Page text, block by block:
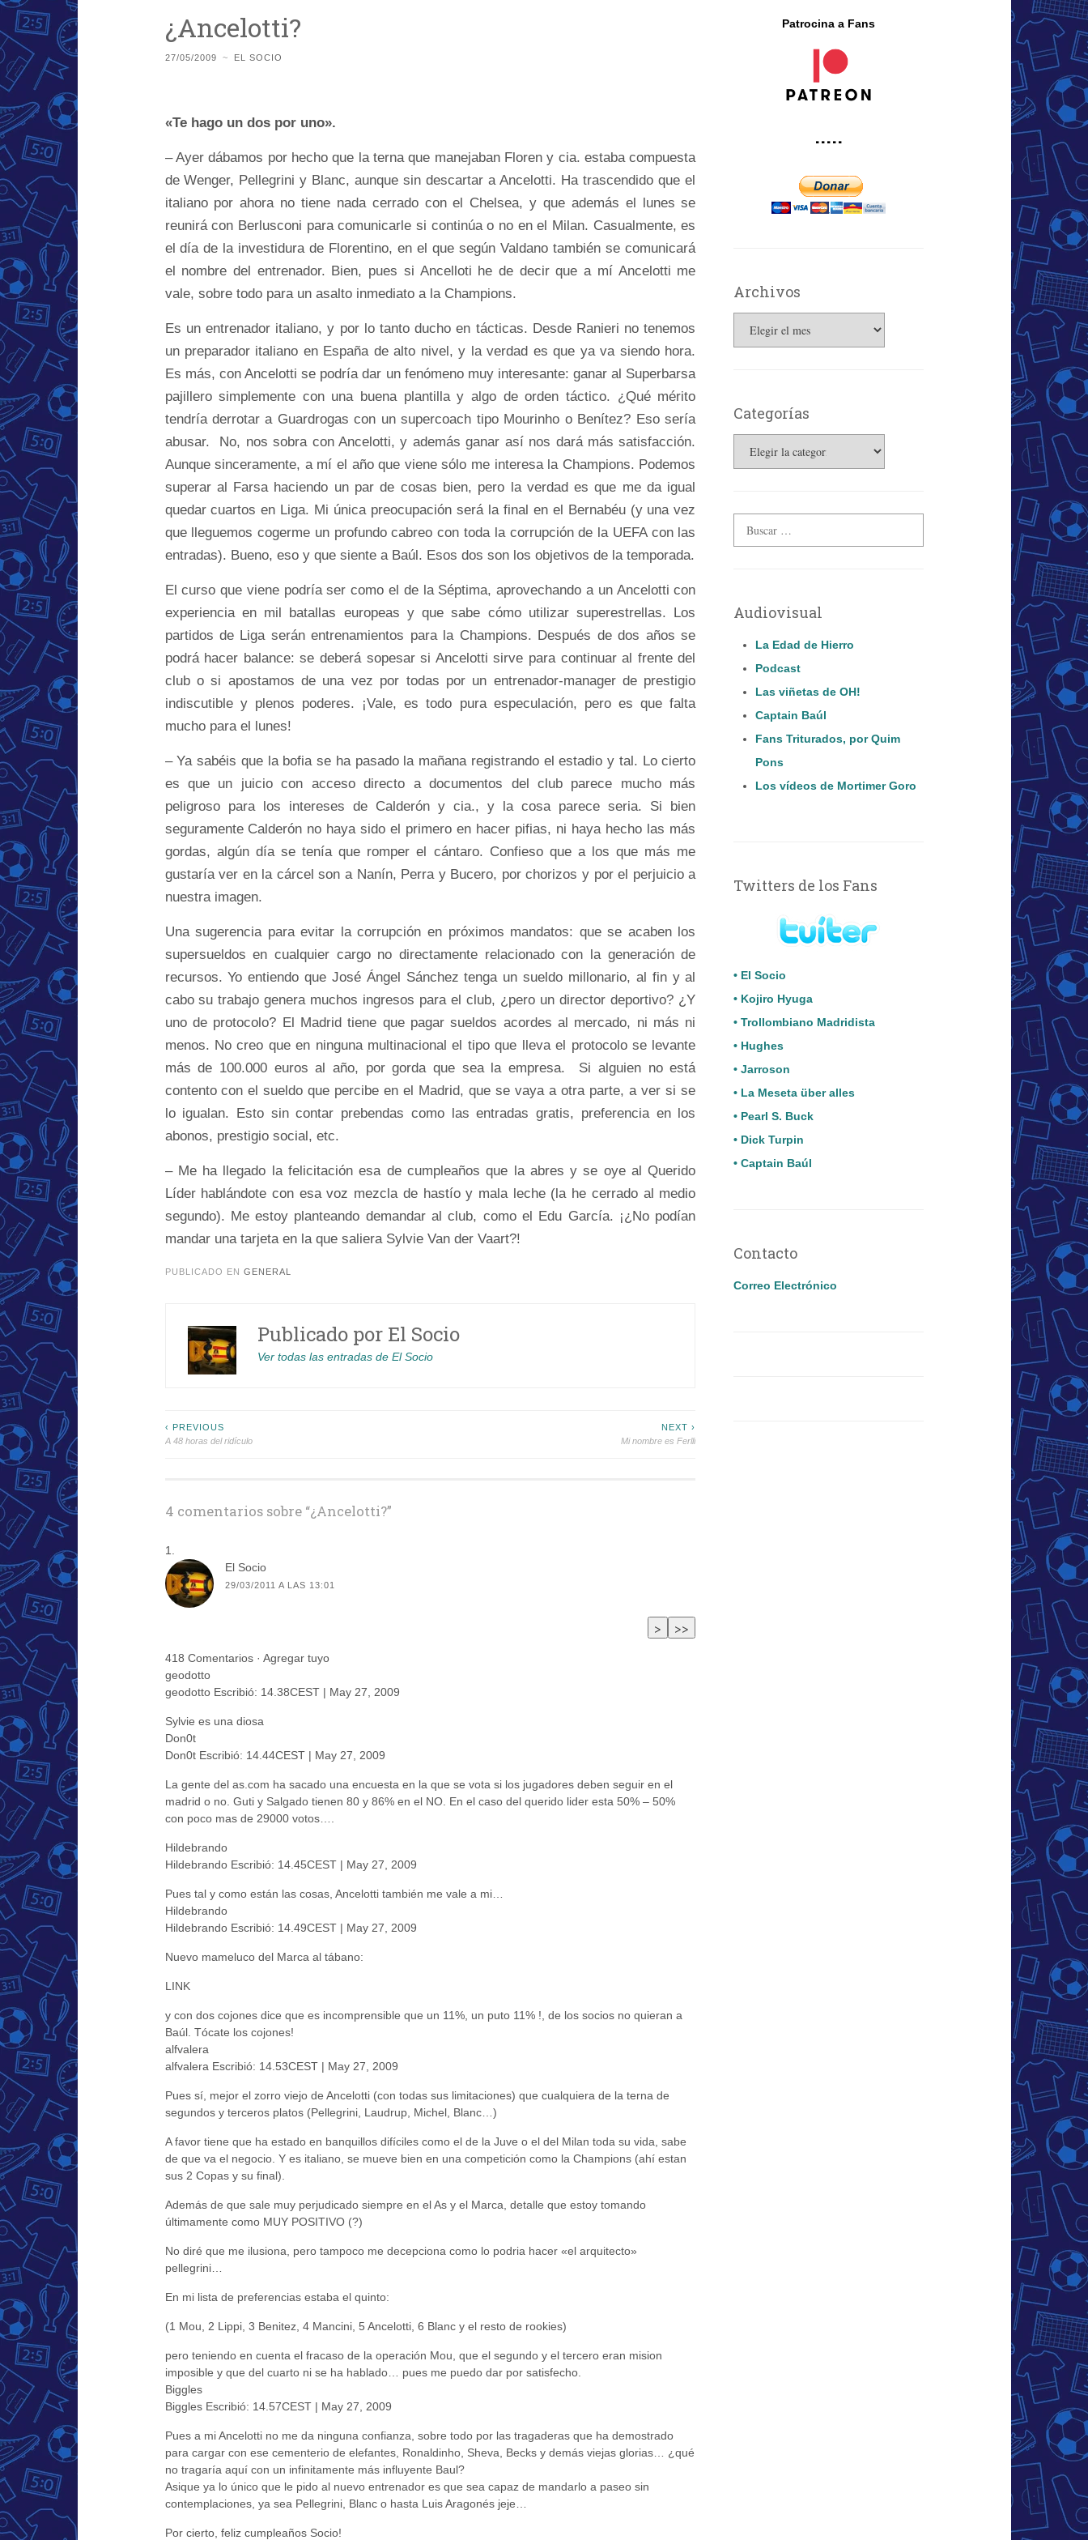
¿Ancelotti?
27/05/2009 ~ EL SOCIO
«Te hago un dos por uno».
– Ayer dábamos por hecho que la terna que manejaban Floren y cia. estaba compuesta
de Wenger, Pellegrini y Blanc, aunque sin descartar a Ancelotti. Ha trascendido que el
italiano por ahora no tiene nada cerrado con el Chelsea, y que además el lunes se
reunirá con Berlusconi para comunicarle si continúa o no en el Milan. Casualmente, es
el día de la investidura de Florentino, en el que según Valdano también se comunicará
el nombre del entrenador. Bien, pues si Ancelloti he de decir que a mí Ancelotti me
vale, sobre todo para un asalto inmediato a la Champions.
Es un entrenador italiano, y por lo tanto ducho en tácticas. Desde Ranieri no tenemos
un preparador italiano en España de alto nivel, y la verdad es que ya va siendo hora.
Es más, con Ancelotti se podría dar un fenómeno muy interesante: ganar al Superbarsa
pajillero simplemente con una buena plantilla y algo de orden táctico. ¿Qué mérito
tendría derrotar a Guardrogas con un supercoach tipo Mourinho o Benítez? Eso sería
abusar. No, nos sobra con Ancelotti, y además ganar así nos dará más satisfacción.
Aunque sinceramente, a mí el año que viene sólo me interesa la Champions. Podemos
superar al Farsa haciendo un par de cosas bien, pero la verdad es que me da igual
quedar cuartos en Liga. Mi única preocupación será la final en el Bernabéu (y una vez
que lleguemos cogerme un profundo cabreo con toda la corrupción de la UEFA con las
entradas). Bueno, eso y que siente a Baúl. Esos dos son los objetivos de la temporada.
El curso que viene podría ser como el de la Séptima, aprovechando a un Ancelotti con
experiencia en mil batallas europeas y que sabe cómo utilizar superestrellas. Los
partidos de Liga serán entrenamientos para la Champions. Después de dos años se
podrá hacer balance: se deberá sopesar si Ancelotti sirve para continuar al frente del
club o si apostamos de una vez por todas por un entrenador-manager de prestigio
indiscutible y plenos poderes. ¡Vale, es todo pura especulación, pero es que falta
mucho para el lunes!
– Ya sabéis que la bofia se ha pasado la mañana registrando el estadio y tal. Lo cierto
es que un juicio con acceso directo a documentos del club parece mucho más
peligroso para los intereses de Calderón y cia., y la cosa parece seria. Si bien
seguramente Calderón no haya sido el primero en hacer pifias, ni haya hecho las más
gordas, algún día se tenía que romper el cántaro. Confieso que a los que más me
gustaría ver en la cárcel son a Nanín, Perra y Bucero, por chorizos y por el perjuicio a
nuestra imagen.
Una sugerencia para evitar la corrupción en próximos mandatos: que se acaben los
supersueldos en cualquier cargo no directamente relacionado con la generación de
recursos. Yo entiendo que José Ángel Sánchez tenga un sueldo millonario, al fin y al
cabo su trabajo genera muchos ingresos para el club, ¿pero un director deportivo? ¿Y
uno de protocolo? El Madrid tiene que pagar sueldos acordes al mercado, ni más ni
menos. No creo que en ninguna multinacional el tipo que lleva el protocolo se levante
más de 100.000 euros al año, por gorda que sea la empresa. Si alguien no está
contento con el sueldo que percibe en el Madrid, que se vaya a otra parte, a ver si se
lo igualan. Esto sin contar prebendas como las entradas gratis, preferencia en los
abonos, prestigio social, etc.
– Me ha llegado la felicitación esa de cumpleaños que la abres y se oye al Querido
Líder hablándote con esa voz mezcla de hastío y mala leche (la he cerrado al medio
segundo). Me estoy planteando demandar al club, como el Edu García. ¡¿No podían
mandar una tarjeta en la que saliera Sylvie Van der Vaart?!
PUBLICADO EN GENERAL
Publicado por El Socio
Ver todas las entradas de El Socio
Navegación
entradas
‹ PREVIOUS
A 48 horas del ridículo
NEXT ›
Mi nombre es Ferlli
4 comentarios sobre “¿Ancelotti?”
El Socio
29/03/2011 A LAS 13:01
418 Comentarios · Agregar tuyo
geodotto
geodotto Escribió: 14.38CEST | May 27, 2009
Sylvie es una diosa
Don0t
Don0t Escribió: 14.44CEST | May 27, 2009
La gente del as.com ha sacado una encuesta en la que se vota si los jugadores deben seguir en el
madrid o no. Guti y Salgado tienen 80 y 86% en el NO. En el caso del querido lider esta 50% – 50%
con poco mas de 29000 votos….
Hildebrando
Hildebrando Escribió: 14.45CEST | May 27, 2009
Pues tal y como están las cosas, Ancelotti también me vale a mi…
Hildebrando
Hildebrando Escribió: 14.49CEST | May 27, 2009
Nuevo mameluco del Marca al tábano:
LINK
y con dos cojones dice que es incomprensible que un 11%, un puto 11% !, de los socios no quieran a
Baúl. Tócate los cojones!
alfvalera
alfvalera Escribió: 14.53CEST | May 27, 2009
Pues sí, mejor el zorro viejo de Ancelotti (con todas sus limitaciones) que cualquiera de la terna de
segundos y terceros platos (Pellegrini, Laudrup, Michel, Blanc…)
A favor tiene que ha estado en banquillos difíciles como el de la Juve o el del Milan toda su vida, sabe
de que va el negocio. Y es italiano, se mueve bien en una competición como la Champions (ahí estan
sus 2 Copas y su final).
Además de que sale muy perjudicado siempre en el As y el Marca, detalle que estoy tomando
últimamente como MUY POSITIVO (?)
No diré que me ilusiona, pero tampoco me decepciona como lo podria hacer «el arquitecto»
pellegrini…
En mi lista de preferencias estaba el quinto:
(1 Mou, 2 Lippi, 3 Benitez, 4 Mancini, 5 Ancelotti, 6 Blanc y el resto de rookies)
pero teniendo en cuenta el fracaso de la operación Mou, que el segundo y el tercero eran mision
imposible y que del cuarto ni se ha hablado… pues me puedo dar por satisfecho.
Biggles
Biggles Escribió: 14.57CEST | May 27, 2009
Pues a mi Ancelotti no me da ninguna confianza, sobre todo por las tragaderas que ha demostrado
para cargar con ese cementerio de elefantes, Ronaldinho, Sheva, Becks y demás viejas glorias… ¿qué
no tragaría aquí con un infinitamente más influyente Baul?
Asique ya lo único que le pido al nuevo entrenador es que sea capaz de mandarlo a paseo sin
contemplaciones, ya sea Pellegrini, Blanc o hasta Luis Aragonés jeje…
Por cierto, feliz cumpleaños Socio!
Patrocina a Fans
·····
Archivos
Categorías
Audiovisual
La Edad de Hierro
Podcast
Las viñetas de OH!
Captain Baúl
Fans Triturados, por Quim
Pons
Los vídeos de Mortimer Goro
Twitters de los Fans
• El Socio
• Kojiro Hyuga
• Trollombiano Madridista
• Hughes
• Jarroson
• La Meseta über alles
• Pearl S. Buck
• Dick Turpin
• Captain Baúl
Contacto
Correo Electrónico